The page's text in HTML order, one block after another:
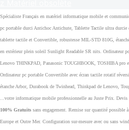
Spécialiste Français en matériel informatique mobile et
pc portable durci Antichoc Antichute, Tablette Tactile ultra durcie
tablette tactile et Convertible, robustesse MIL-STD 810G,
en extérieur plein soleil Sunlight Readable SR nits. Ordinateur
Lenovo THINKPAD, Panasonic TOUGHBOOK, TOSHIBA pro
Ordinateur pc portable Convertible avec écran tactile rotatif
étanche Arbor, Durabook de Twinhead, Thinkpad de Lenovo,
...votre informatique mobile professionnelle au Juste Prix. Devis
100% Gratuits sans engagement. Remise sur quantité
Europe et Outre Mer. Configuration sur-mesure avec ou sans